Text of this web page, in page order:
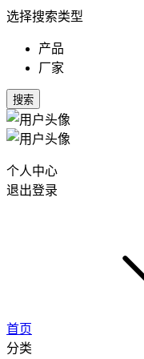
选择搜索类型
产品
厂家
搜索
个人中心
退出登录
首页
分类